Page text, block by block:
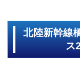
北陸新幹線
ス